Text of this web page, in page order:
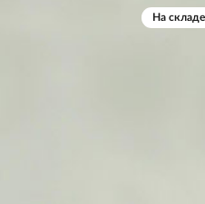
На складе